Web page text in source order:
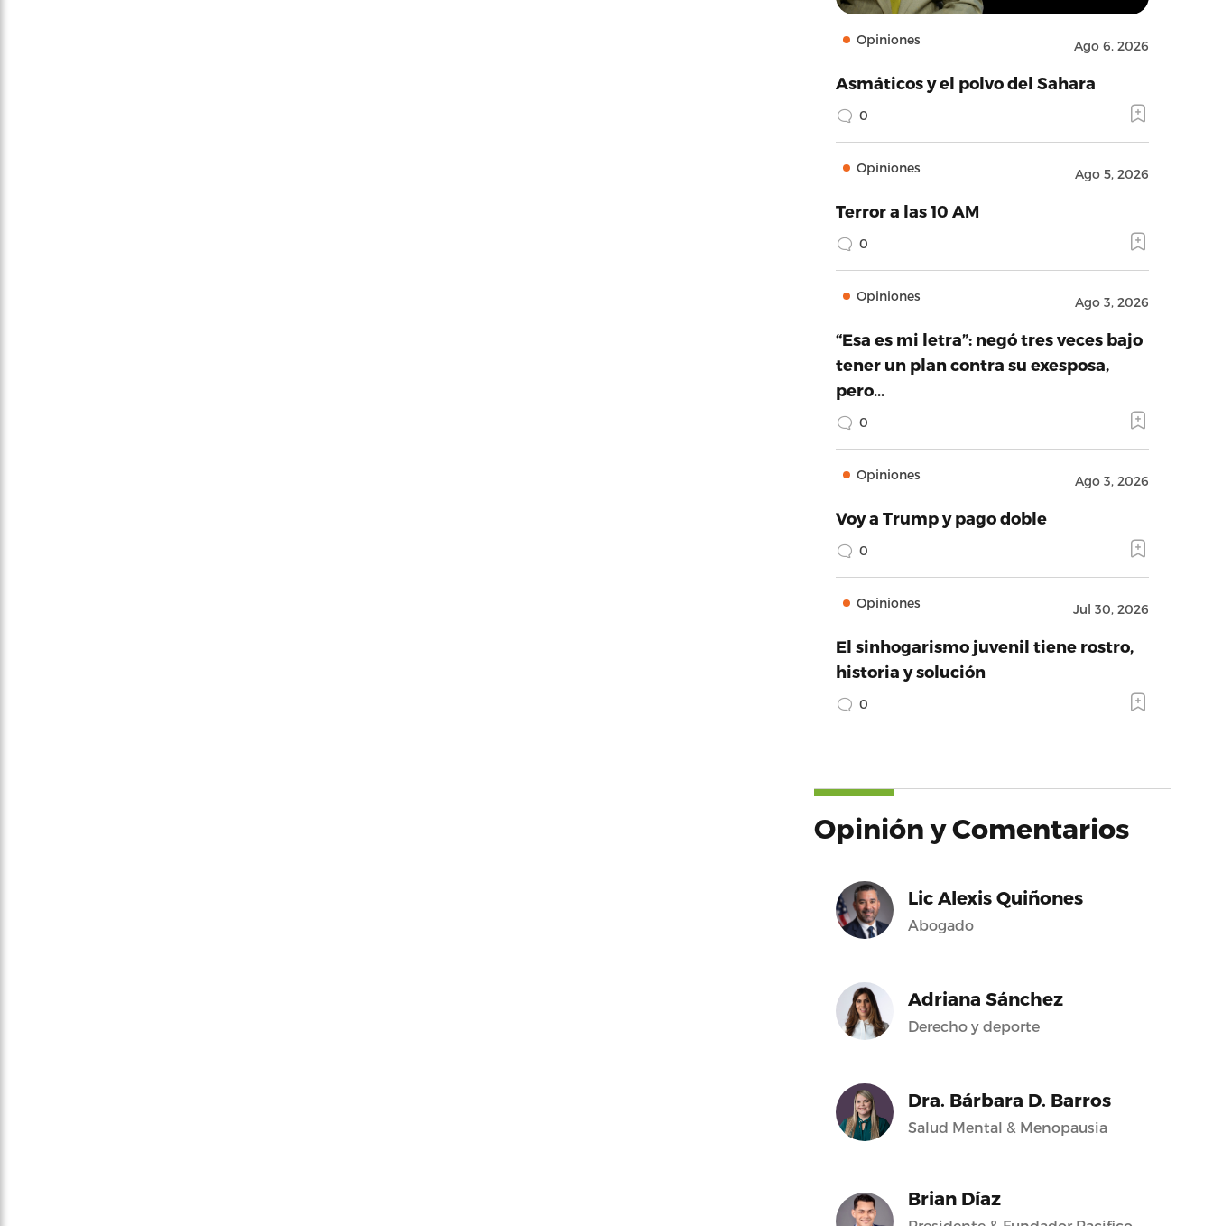
Opiniones Ago 6, 2026
Asmáticos y el polvo del Sahara
0
Opiniones Ago 5, 2026
Terror a las 10 AM
0
Opiniones Ago 3, 2026
“Esa es mi letra”: negó tres veces bajo
tener un plan contra su exesposa,
pero…
0
Opiniones Ago 3, 2026
Voy a Trump y pago doble
0
Opiniones Jul 30, 2026
El sinhogarismo juvenil tiene rostro,
historia y solución
0
Opinión y Comentarios
Lic Alexis Quiñones
Abogado
Adriana Sánchez
Derecho y deporte
Dra. Bárbara D. Barros
Salud Mental & Menopausia
Brian Díaz